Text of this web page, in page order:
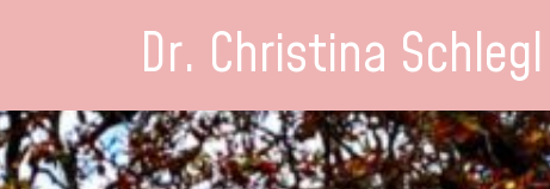
Dr. Christina Schlegl